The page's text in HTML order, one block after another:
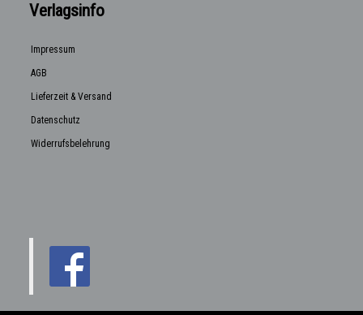
Verlagsinfo
Impressum
AGB
Lieferzeit & Versand
Datenschutz
Widerrufsbelehrung